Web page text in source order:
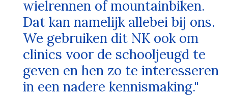
wielrennen of mountainbiken.
Dat kan namelijk allebei bij ons.
We gebruiken dit NK ook om
clinics voor de schooljeugd te
geven en hen zo te interesseren
in een nadere kennismaking."